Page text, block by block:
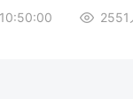
10:50:00 2551